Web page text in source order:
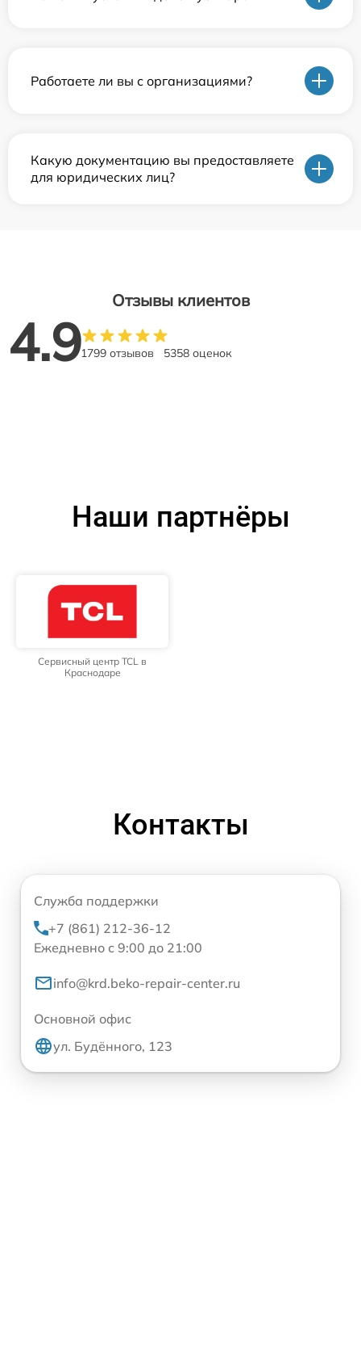
Работаете ли вы с организациями?
Какую документацию вы предоставляете
для юридических лиц?
Отзывы клиентов
4.91799 отзывов 5358 оценок
Наши партнёры
Сервисный центр TCL в
Краснодаре
Контакты
Служба поддержки
+7 (861) 212-36-12
Ежедневно с 9:00 до 21:00
info@krd.beko-repair-center.ru
Основной офис
ул. Будённого, 123